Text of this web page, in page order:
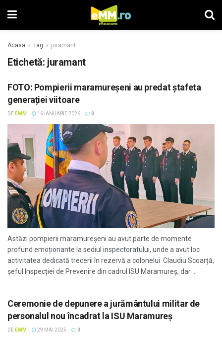
Acasa Tag juramant
Etichetă: juramant
FOTO: Pompierii maramureșeni au predat ștafeta
generației viitoare
DE EMM 16 IANUARIE 2026 0
Astăzi pompierii maramureșeni au avut parte de momente
profund emoționante la sediul inspectoratului, unde a avut loc
activitatea dedicată trecerii în rezervă a colonelui Claudiu Scoarță,
șeful Inspecției de Prevenire din cadrul ISU Maramureș, dar ...
Ceremonie de depunere a jurământului militar de
personalul nou încadrat la ISU Maramureș
DE EMM 29 MAI 2025 0